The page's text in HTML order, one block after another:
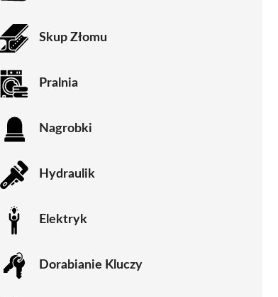
Skup Złomu
Pralnia
Nagrobki
Hydraulik
Elektryk
Dorabianie Kluczy